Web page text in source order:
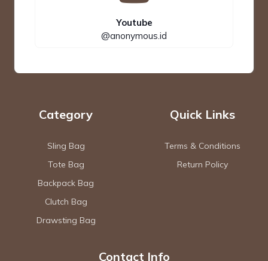
Youtube
@anonymous.id
Category
Sling Bag
Tote Bag
Backpack Bag
Clutch Bag
Drawsting Bag
Quick Links
Terms & Conditions
Return Policy
Contact Info